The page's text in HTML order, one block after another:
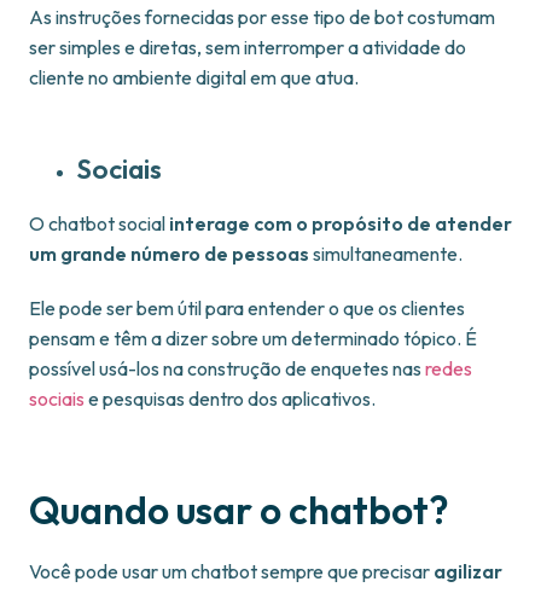
As instruções fornecidas por esse tipo de bot costumam
ser simples e diretas, sem interromper a atividade do
cliente no ambiente digital em que atua.
Sociais
O chatbot social interage com o propósito de atender
um grande número de pessoas simultaneamente.
Ele pode ser bem útil para entender o que os clientes
pensam e têm a dizer sobre um determinado tópico. É
possível usá-los na construção de enquetes nas redes
sociais e pesquisas dentro dos aplicativos.
Quando usar o chatbot?
Você pode usar um chatbot sempre que precisar agilizar